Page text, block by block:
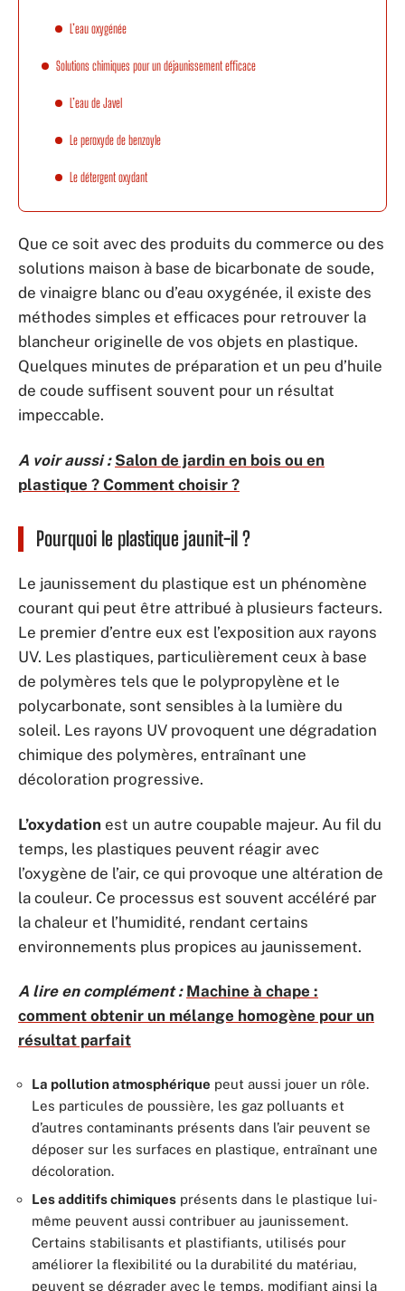
L’eau oxygénée
Solutions chimiques pour un déjaunissement efficace
L’eau de Javel
Le peroxyde de benzoyle
Le détergent oxydant
Que ce soit avec des produits du commerce ou des
solutions maison à base de bicarbonate de soude,
de vinaigre blanc ou d’eau oxygénée, il existe des
méthodes simples et efficaces pour retrouver la
blancheur originelle de vos objets en plastique.
Quelques minutes de préparation et un peu d’huile
de coude suffisent souvent pour un résultat
impeccable.
A voir aussi : Salon de jardin en bois ou en
plastique ? Comment choisir ?
Pourquoi le plastique jaunit-il ?
Le jaunissement du plastique est un phénomène
courant qui peut être attribué à plusieurs facteurs.
Le premier d’entre eux est l’exposition aux rayons
UV. Les plastiques, particulièrement ceux à base
de polymères tels que le polypropylène et le
polycarbonate, sont sensibles à la lumière du
soleil. Les rayons UV provoquent une dégradation
chimique des polymères, entraînant une
décoloration progressive.
L’oxydation est un autre coupable majeur. Au fil du
temps, les plastiques peuvent réagir avec
l’oxygène de l’air, ce qui provoque une altération de
la couleur. Ce processus est souvent accéléré par
la chaleur et l’humidité, rendant certains
environnements plus propices au jaunissement.
A lire en complément : Machine à chape :
comment obtenir un mélange homogène pour un
résultat parfait
La pollution atmosphérique peut aussi jouer un rôle.
Les particules de poussière, les gaz polluants et
d’autres contaminants présents dans l’air peuvent se
déposer sur les surfaces en plastique, entraînant une
décoloration.
Les additifs chimiques présents dans le plastique lui-
même peuvent aussi contribuer au jaunissement.
Certains stabilisants et plastifiants, utilisés pour
améliorer la flexibilité ou la durabilité du matériau,
peuvent se dégrader avec le temps, modifiant ainsi la